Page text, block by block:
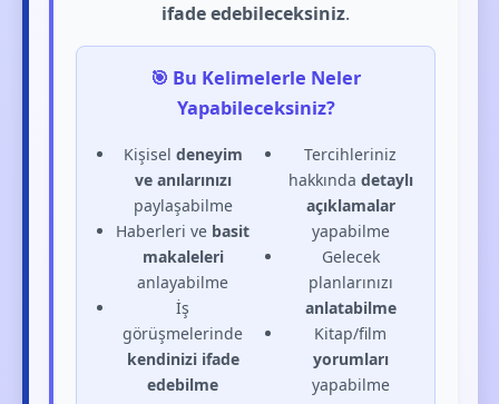
ifade edebileceksiniz.
🎯 Bu Kelimelerle Neler
Yapabileceksiniz?
Kişisel deneyim
ve anılarınızı
paylaşabilme
Haberleri ve basit
makaleleri
anlayabilme
İş
görüşmelerinde
kendinizi ifade
edebilme
Tercihleriniz
hakkında detaylı
açıklamalar
yapabilme
Gelecek
planlarınızı
anlatabilme
Kitap/film
yorumları
yapabilme